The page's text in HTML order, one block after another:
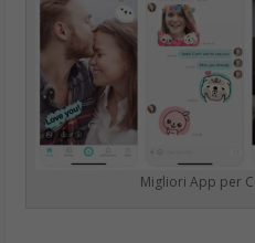
Migliori App per